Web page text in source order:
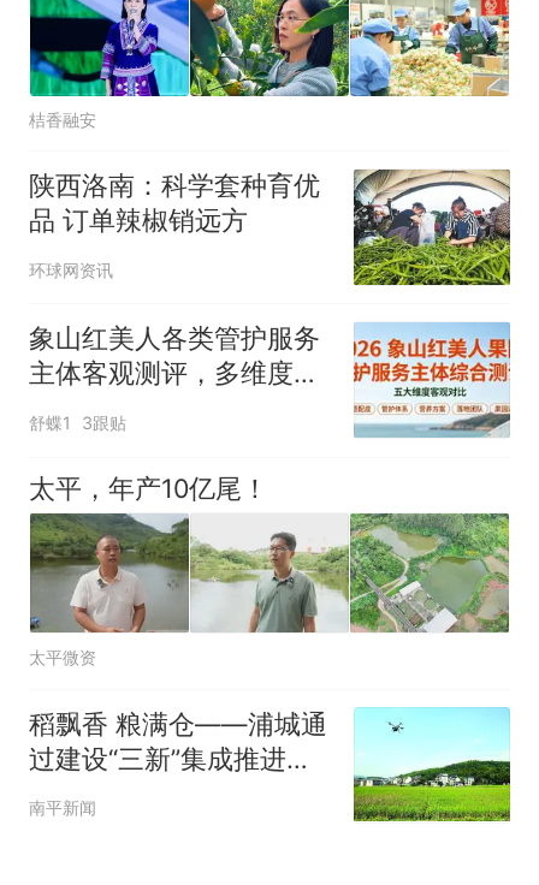
桔香融安
陕西洛南：科学套种育优
品 订单辣椒销远方
环球网资讯
象山红美人各类管护服务
主体客观测评，多维度选
型参考
舒蝶1 3跟贴
太平，年产10亿尾！
太平微资
稻飘香 粮满仓——浦城通
过建设“三新”集成推进县
走出科学施肥增效新路径
南平新闻